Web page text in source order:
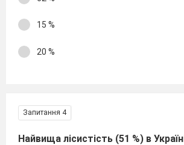
15 %
20 %
Запитання 4
Найвища лісистість (51 %) в